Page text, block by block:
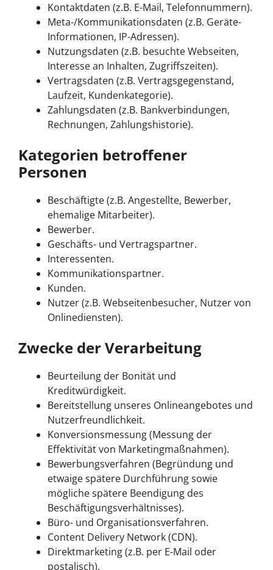
Kontaktdaten (z.B. E-Mail, Telefonnummern).
Meta-/Kommunikationsdaten (z.B. Geräte-
Informationen, IP-Adressen).
Nutzungsdaten (z.B. besuchte Webseiten,
Interesse an Inhalten, Zugriffszeiten).
Vertragsdaten (z.B. Vertragsgegenstand,
Laufzeit, Kundenkategorie).
Zahlungsdaten (z.B. Bankverbindungen,
Rechnungen, Zahlungshistorie).
Kategorien betroffener
Personen
Beschäftigte (z.B. Angestellte, Bewerber,
ehemalige Mitarbeiter).
Bewerber.
Geschäfts- und Vertragspartner.
Interessenten.
Kommunikationspartner.
Kunden.
Nutzer (z.B. Webseitenbesucher, Nutzer von
Onlinediensten).
Zwecke der Verarbeitung
Beurteilung der Bonität und
Kreditwürdigkeit.
Bereitstellung unseres Onlineangebotes und
Nutzerfreundlichkeit.
Konversionsmessung (Messung der
Effektivität von Marketingmaßnahmen).
Bewerbungsverfahren (Begründung und
etwaige spätere Durchführung sowie
mögliche spätere Beendigung des
Beschäftigungsverhältnisses).
Büro- und Organisationsverfahren.
Content Delivery Network (CDN).
Direktmarketing (z.B. per E-Mail oder
postalisch).